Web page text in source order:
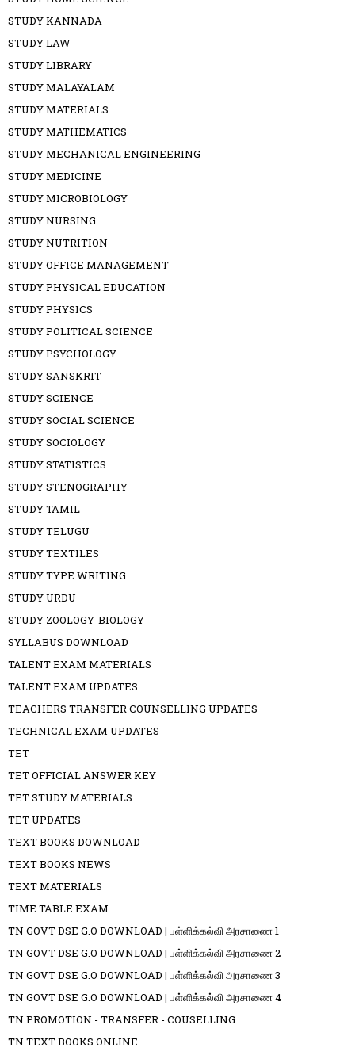
STUDY KANNADA
STUDY LAW
STUDY LIBRARY
STUDY MALAYALAM
STUDY MATERIALS
STUDY MATHEMATICS
STUDY MECHANICAL ENGINEERING
STUDY MEDICINE
STUDY MICROBIOLOGY
STUDY NURSING
STUDY NUTRITION
STUDY OFFICE MANAGEMENT
STUDY PHYSICAL EDUCATION
STUDY PHYSICS
STUDY POLITICAL SCIENCE
STUDY PSYCHOLOGY
STUDY SANSKRIT
STUDY SCIENCE
STUDY SOCIAL SCIENCE
STUDY SOCIOLOGY
STUDY STATISTICS
STUDY STENOGRAPHY
STUDY TAMIL
STUDY TELUGU
STUDY TEXTILES
STUDY TYPE WRITING
STUDY URDU
STUDY ZOOLOGY-BIOLOGY
SYLLABUS DOWNLOAD
TALENT EXAM MATERIALS
TALENT EXAM UPDATES
TEACHERS TRANSFER COUNSELLING UPDATES
TECHNICAL EXAM UPDATES
TET
TET OFFICIAL ANSWER KEY
TET STUDY MATERIALS
TET UPDATES
TEXT BOOKS DOWNLOAD
TEXT BOOKS NEWS
TEXT MATERIALS
TIME TABLE EXAM
TN GOVT DSE G.O DOWNLOAD | பள்ளிக்கல்வி அரசாணை 1
TN GOVT DSE G.O DOWNLOAD | பள்ளிக்கல்வி அரசாணை 2
TN GOVT DSE G.O DOWNLOAD | பள்ளிக்கல்வி அரசாணை 3
TN GOVT DSE G.O DOWNLOAD | பள்ளிக்கல்வி அரசாணை 4
TN PROMOTION - TRANSFER - COUSELLING
TN TEXT BOOKS ONLINE